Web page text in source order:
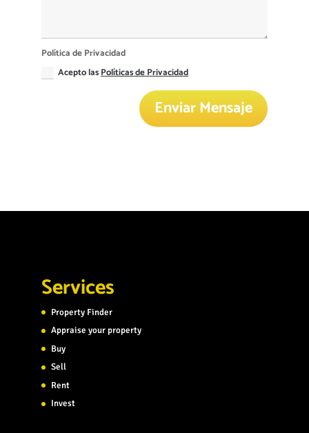
Política de Privacidad
Acepto lasPolíticas de Privacidad
Enviar Mensaje
Services
Property Finder
Appraise your property
Buy
Sell
Rent
Invest